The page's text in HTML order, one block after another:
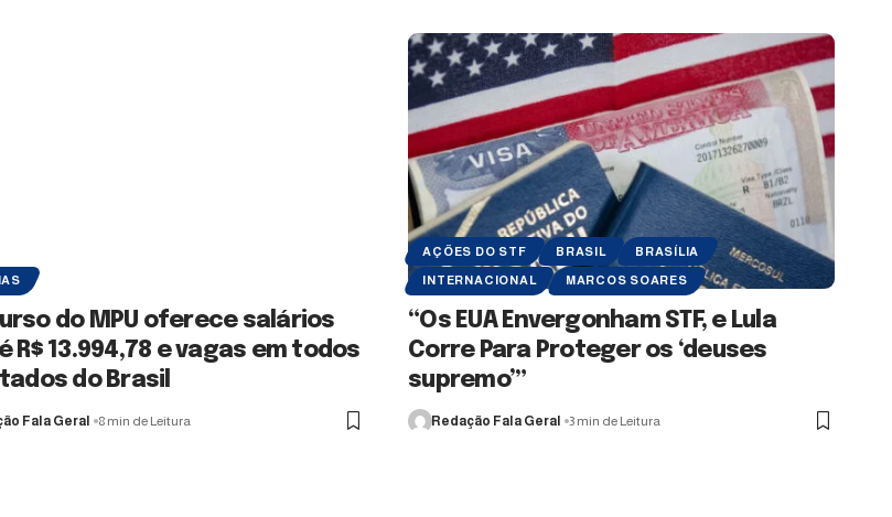
do MPU oferece salários
R$ 13.994,78 e vagas em todos
do Brasil
Fala Geral 8 min de Leitura
AÇÕES DO STF BRASIL BRASÍLIA
INTERNACIONAL MARCOS SOARES
“Os EUA Envergonham STF, e Lula
Corre Para Proteger os ‘deuses
supremo’”
Redação Fala Geral 3 min de Leitura